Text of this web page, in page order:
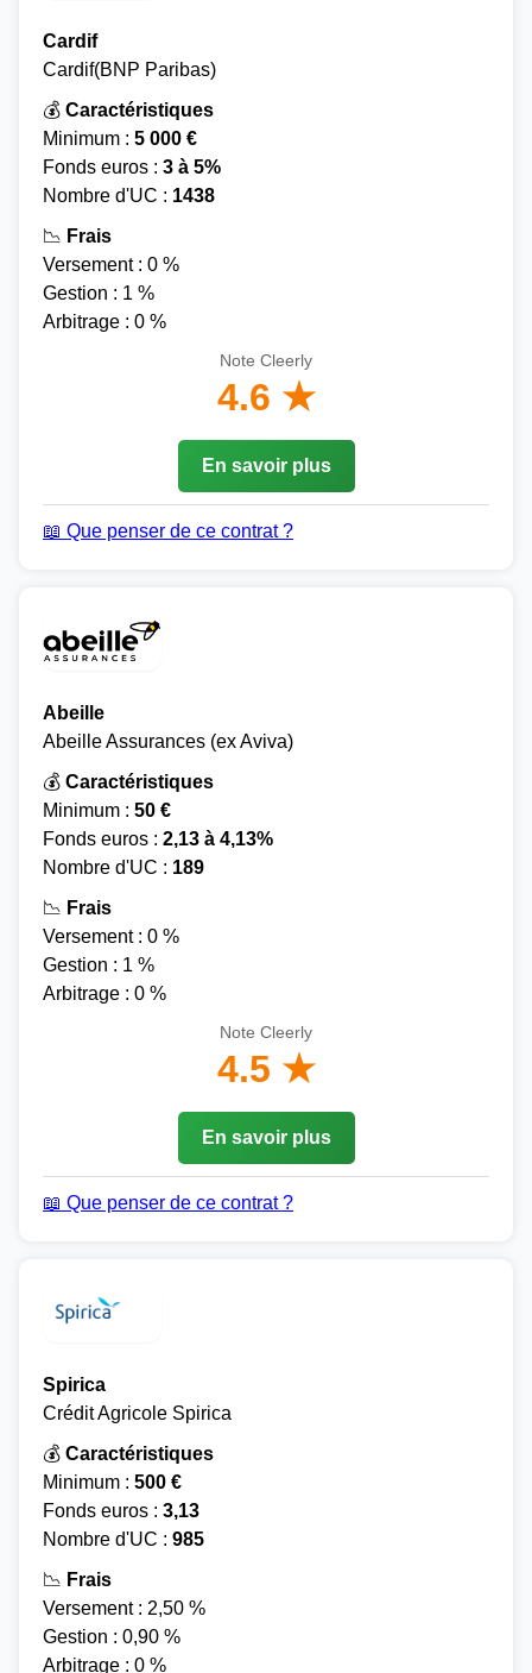
Cardif
Cardif(BNP Paribas)
💰 Caractéristiques
Minimum : 5 000 €
Fonds euros : 3 à 5%
Nombre d'UC : 1438
📉 Frais
Versement : 0 %
Gestion : 1 %
Arbitrage : 0 %
Note Cleerly
4.6 ★
En savoir plus
📖 Que penser de ce contrat ?
Abeille
Abeille Assurances (ex Aviva)
💰 Caractéristiques
Minimum : 50 €
Fonds euros : 2,13 à 4,13%
Nombre d'UC : 189
📉 Frais
Versement : 0 %
Gestion : 1 %
Arbitrage : 0 %
Note Cleerly
4.5 ★
En savoir plus
📖 Que penser de ce contrat ?
Spirica
Crédit Agricole Spirica
💰 Caractéristiques
Minimum : 500 €
Fonds euros : 3,13
Nombre d'UC : 985
📉 Frais
Versement : 2,50 %
Gestion : 0,90 %
Arbitrage : 0 %